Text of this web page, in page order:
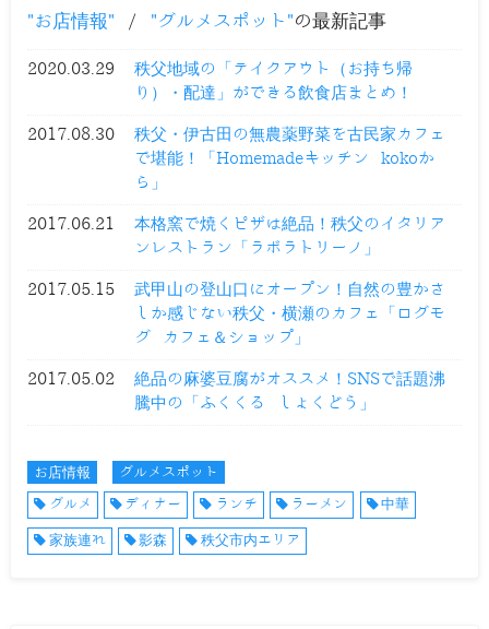
お店情報 / グルメスポット の最新記事
2020.03.29
秩父地域の「テイクアウト（お持ち帰
り）・配達」ができる飲食店まとめ！
2017.08.30
秩父・伊古田の無農薬野菜を古民家カフェ
で堪能！「Homemadeキッチン kokoか
ら」
2017.06.21
本格窯で焼くピザは絶品！秩父のイタリア
ンレストラン「ラボラトリーノ」
2017.05.15
武甲山の登山口にオープン！自然の豊かさ
しか感じない秩父・横瀬のカフェ「ログモ
グ カフェ＆ショップ」
2017.05.02
絶品の麻婆豆腐がオススメ！SNSで話題沸
騰中の「ふくくる しょくどう」
お店情報 グルメスポット
グルメ ディナー ランチ ラーメン 中華
家族連れ 影森 秩父市内エリア